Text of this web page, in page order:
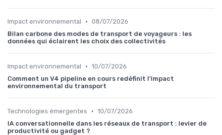
Impact environnemental • 08/07/2026
Bilan carbone des modes de transport de voyageurs : les
données qui éclairent les choix des collectivités
Impact environnemental • 10/07/2026
Comment un V4 pipeline en cours redéfinit l’impact
environnemental du transport
Technologies émergentes • 10/07/2026
IA conversationnelle dans les réseaux de transport : levier de
productivité ou gadget ?